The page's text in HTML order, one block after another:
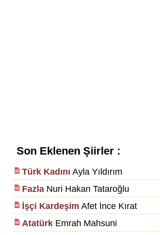
Son Eklenen Şiirler :
Türk Kadını Ayla Yıldırım
FazlaNuri Hakan Tataroğlu
İşçi Kardeşim Afet İnce Kırat
AtatürkEmrah Mahsuni